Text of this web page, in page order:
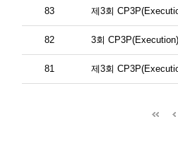
83 제3회
82 3회
81 제3회